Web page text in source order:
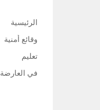
الرئيسية
وقائع أمنية
تعليم
في العارضة